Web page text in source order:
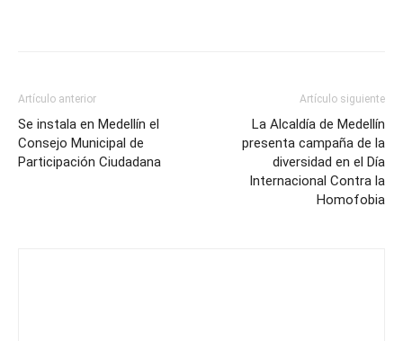
Artículo anterior
Se instala en Medellín el
Consejo Municipal de
Participación Ciudadana
Artículo siguiente
La Alcaldía de Medellín
presenta campaña de la
diversidad en el Día
Internacional Contra la
Homofobia